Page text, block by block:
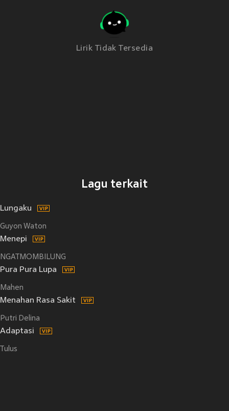
Lirik Tidak Tersedia
Lagu terkait
Lungaku
Guyon Waton
Menepi
NGATMOMBILUNG
Pura Pura Lupa
Mahen
Menahan Rasa Sakit
Putri Delina
Adaptasi
Tulus